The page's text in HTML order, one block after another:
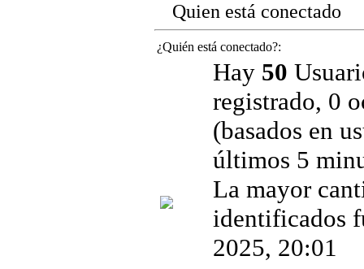
Quien está conectado
¿Quién está conectado?:
Hay 50
registrado, 0
(basados en
últimos 5
La mayor
identificados
2025, 20:01